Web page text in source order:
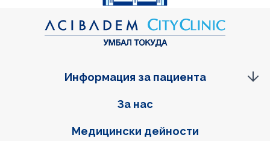
Фуутер навигация
За нас
Медицински дейности
Информация за пациента